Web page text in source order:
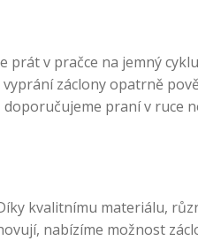
v pračce na jemný
záclony opatrně
praní v ruce
kvalitnímu materiálu,
nabízíme možnost